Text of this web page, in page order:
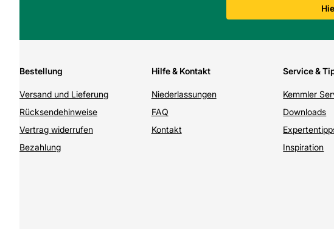
Bestellung
Versand und Lieferung
Rücksendehinweise
Vertrag widerrufen
Bezahlung
Hilfe & Kontakt
Niederlassungen
FAQ
Kontakt
Service &
Kemmler
Downloads
Inspiration